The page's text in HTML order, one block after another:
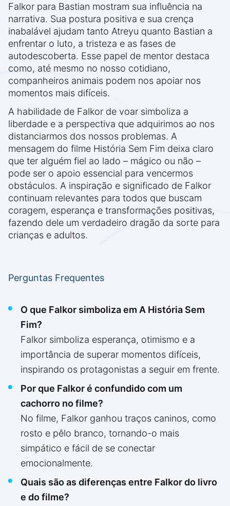
Falkor para Bastian mostram sua influência na
narrativa. Sua postura positiva e sua crença
inabalável ajudam tanto Atreyu quanto Bastian a
enfrentar o luto, a tristeza e as fases de
autodescoberta. Esse papel de mentor destaca
como, até mesmo no nosso cotidiano,
companheiros animais podem nos apoiar nos
momentos mais difíceis.
A habilidade de Falkor de voar simboliza a
liberdade e a perspectiva que adquirimos ao nos
distanciarmos dos nossos problemas. A
mensagem do filme História Sem Fim deixa claro
que ter alguém fiel ao lado – mágico ou não –
pode ser o apoio essencial para vencermos
obstáculos. A inspiração e significado de Falkor
continuam relevantes para todos que buscam
coragem, esperança e transformações positivas,
fazendo dele um verdadeiro dragão da sorte para
crianças e adultos.
Perguntas Frequentes
O que Falkor simboliza em A História Sem
Fim?
Falkor simboliza esperança, otimismo e a
importância de superar momentos difíceis,
inspirando os protagonistas a seguir em frente.
Por que Falkor é confundido com um
cachorro no filme?
No filme, Falkor ganhou traços caninos, como
rosto e pêlo branco, tornando-o mais
simpático e fácil de se conectar
emocionalmente.
Quais são as diferenças entre Falkor do livro
e do filme?